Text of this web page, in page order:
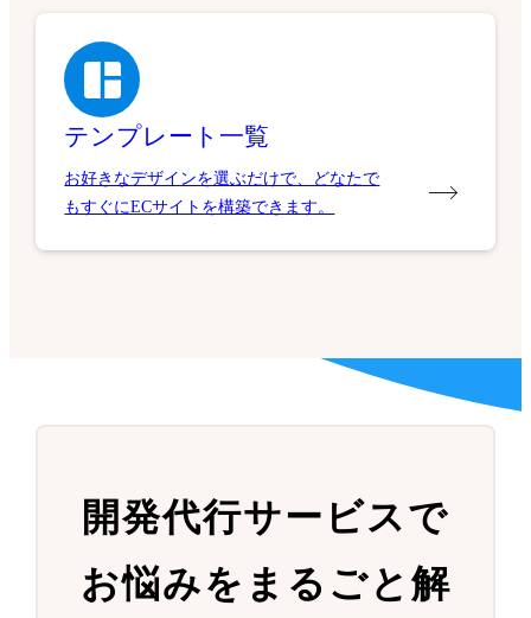
テンプレート一覧
お好きなデザインを選ぶだけで、どなたで
もすぐにECサイトを構築できます。
開発代行サービスで
お悩みをまるごと解